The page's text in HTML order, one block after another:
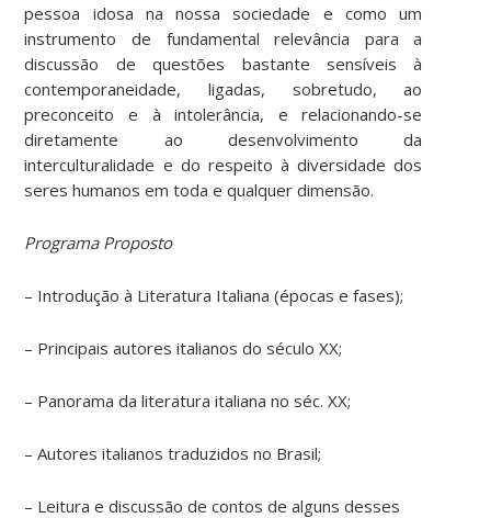
pessoa idosa na nossa sociedade e como um
instrumento de fundamental relevância para a
discussão de questões bastante sensíveis à
contemporaneidade, ligadas, sobretudo, ao
preconceito e à intolerância, e relacionando-se
diretamente ao desenvolvimento da
interculturalidade e do respeito à diversidade dos
seres humanos em toda e qualquer dimensão.
Programa Proposto
– Introdução à Literatura Italiana (épocas e fases);
– Principais autores italianos do século XX;
– Panorama da literatura italiana no séc. XX;
– Autores italianos traduzidos no Brasil;
– Leitura e discussão de contos de alguns desses